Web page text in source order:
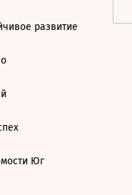
развитие
Юг